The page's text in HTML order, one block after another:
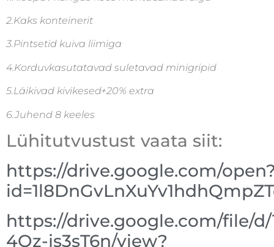
2.Kaks konteinerit
3.Pintsetid kuiva liimiga
4.Korduvkasutatavad suletavad minigripid
5.Läikivad kivikesed+20% extra
6.Juhend 8 keeles
Lühitutvustust vaata siit:
https://drive.google.com/
https://drive.google.com/file/d/
4Oz-js3sT6n/view?